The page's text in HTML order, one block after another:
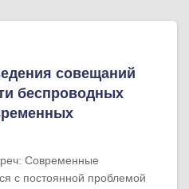
совещаний
беспроводных
Современные
с постоянной проблемой